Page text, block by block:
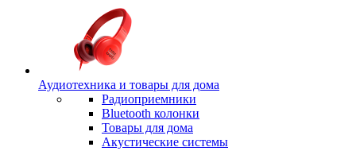
Аудиотехника и товары для дома
Радиоприемники
Bluetooth колонки
Товары для дома
Акустические системы